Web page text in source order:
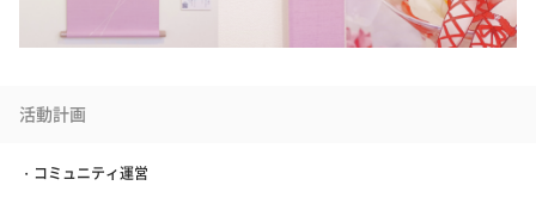
活動計画
・コミュニティ運営